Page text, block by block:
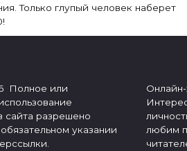
Только глупый человек наберет
Полное или
сайта разрешено
указании
любим